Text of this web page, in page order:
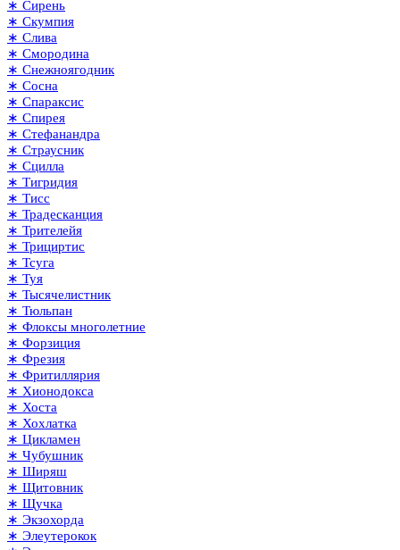
∗ Сирень
∗ Скумпия
∗ Слива
∗ Смородина
∗ Снежноягодник
∗ Сосна
∗ Спараксис
∗ Спирея
∗ Стефанандра
∗ Страусник
∗ Сцилла
∗ Тигридия
∗ Тисс
∗ Традесканция
∗ Трителейя
∗ Трициртис
∗ Тсуга
∗ Туя
∗ Тысячелистник
∗ Тюльпан
∗ Флоксы многолетние
∗ Форзиция
∗ Фрезия
∗ Фритиллярия
∗ Хионодокса
∗ Хоста
∗ Хохлатка
∗ Цикламен
∗ Чубушник
∗ Ширяш
∗ Щитовник
∗ Щучка
∗ Экзохорда
∗ Элеутерокок